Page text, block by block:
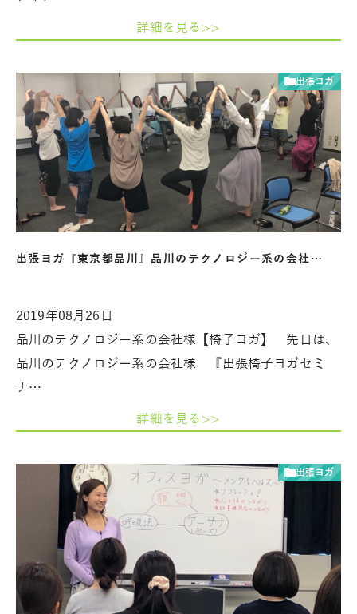
詳細を見る>>
出張ヨガ
出張ヨガ『東京都品川』品川のテクノロジー系の会社…
2019年08月26日
品川のテクノロジー系の会社様【椅子ヨガ】 先日は、
品川のテクノロジー系の会社様 『出張椅子ヨガセミ
ナ…
詳細を見る>>
出張ヨガ